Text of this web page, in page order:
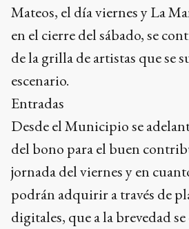
Mateos, el día viernes y La
en el cierre del sábado, se
de la grilla de artistas que se
escenario.
Entradas
Desde el Municipio se
del bono para el buen
jornada del viernes y en
podrán adquirir a través de
digitales, que a la brevedad